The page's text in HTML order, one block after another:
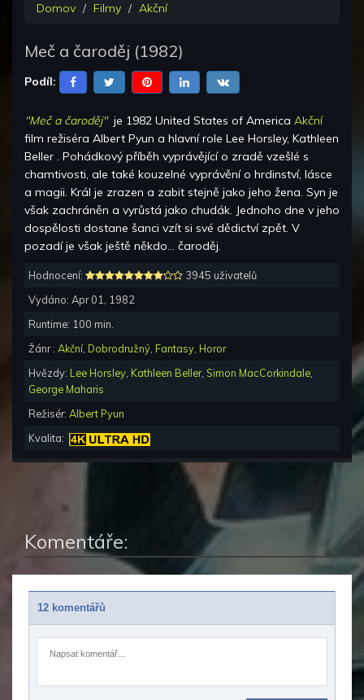
Domov Filmy Akční
Meč a čaroděj (1982)
Podíl:
"Meč a čaroděj" je 1982 United States of America Akční
film režiséra Albert Pyun a hlavní role Lee Horsley, Kathleen
Beller . Pohádkový příběh vyprávějící o zradě vzešlé s
chamtivosti, ale také kouzelné vyprávění o hrdinství, lásce
a magii. Král je zrazen a zabit stejně jako jeho žena. Syn je
však zachráněn a vyrůstá jako chudák. Jednoho dne v jeho
dospělosti dostane šanci vzít si své dědictví zpět. V
pozadí je však ještě někdo... čaroděj.
Hodnocení:
3945 uživatelů
Vydáno: Apr 01, 1982
Runtime: 100 min.
Žánr : Akční, Dobrodružný Fantasy Horor
Hvězdy: Lee Horsley Kathleen Beller, Simon MacCorkindale
George Maharis
Režisér: Albert Pyun
Kvalita:
Komentáře:
12 komentářů